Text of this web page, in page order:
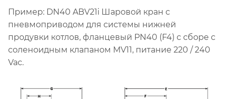
Пример: DN40 ABV21i Шаровой кран с
пневмоприводом для системы нижней
продувки котлов, фланцевый PN40 (F4) с сборе с
соленоидным клапаном MV11, питание 220 / 240
Vac.